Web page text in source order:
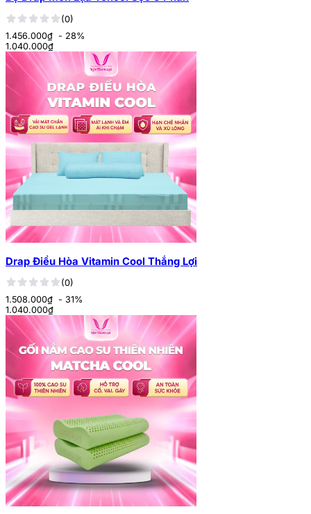
(0)
1.456.000₫ - 28%
1.040.000₫
Drap Điều Hòa Vitamin Cool Thắng Lợi
(0)
1.508.000₫ - 31%
1.040.000₫